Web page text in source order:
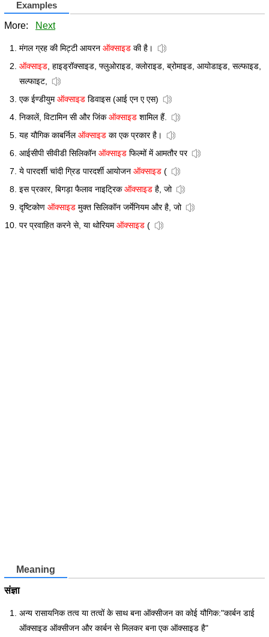
Examples
More: Next
मंगल ग्रह की मिट्टी आयरन ऑक्साइड की है।
ऑक्साइड, हाइड्रॉक्साइड, फ्लुओराइड, क्लोराइड, ब्रोमाइड, आयोडाइड, सल्फाइड,
सल्फाइट,
एक ईण्डीयुमऑक्साइड डिवाइस (आई एन ए एस)
निकालें, विटामिन सी और जिंकऑक्साइड शामिल हैं.
यह यौगिक काबर्निलऑक्साइड का एक प्रकार है।
आईसीपी सीवीडी सिलिकॉन ऑक्साइड फिल्मों में आमतौर पर
ये पारदर्शी चांदी ग्रिड पारदर्शी आयोजन ऑक्साइड (
इस प्रकार, बिगड़ा फैलाव नाइट्रिकऑक्साइड है, जो
दृष्टिकोण ऑक्साइड मुक्त सिलिकॉन जर्मेनियम और है, जो
पर प्रवाहित करने से, या थोरियमऑक्साइड (
Meaning
संज्ञा
अन्य रासायनिक तत्व या तत्वों के साथ बना ऑक्सीजन का कोई यौगिक:"कार्बन डाई
ऑक्साइड ऑक्सीजन और कार्बन से मिलकर बना एक ऑक्साइड है"